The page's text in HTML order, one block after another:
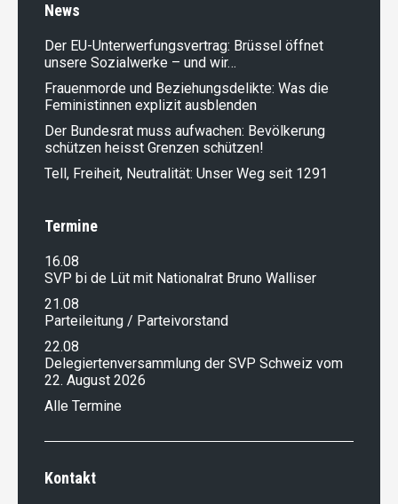
News
Der EU-Unterwerfungsvertrag: Brüssel öffnet
unsere Sozialwerke – und wir…
Frauenmorde und Beziehungsdelikte: Was die
Feministinnen explizit ausblenden
Der Bundesrat muss aufwachen: Bevölkerung
schützen heisst Grenzen schützen!
Tell, Freiheit, Neutralität: Unser Weg seit 1291
Termine
16.08
SVP bi de Lüt mit Nationalrat Bruno Walliser
21.08
Parteileitung / Parteivorstand
22.08
Delegiertenversammlung der SVP Schweiz vom
22. August 2026
Alle Termine
Kontakt